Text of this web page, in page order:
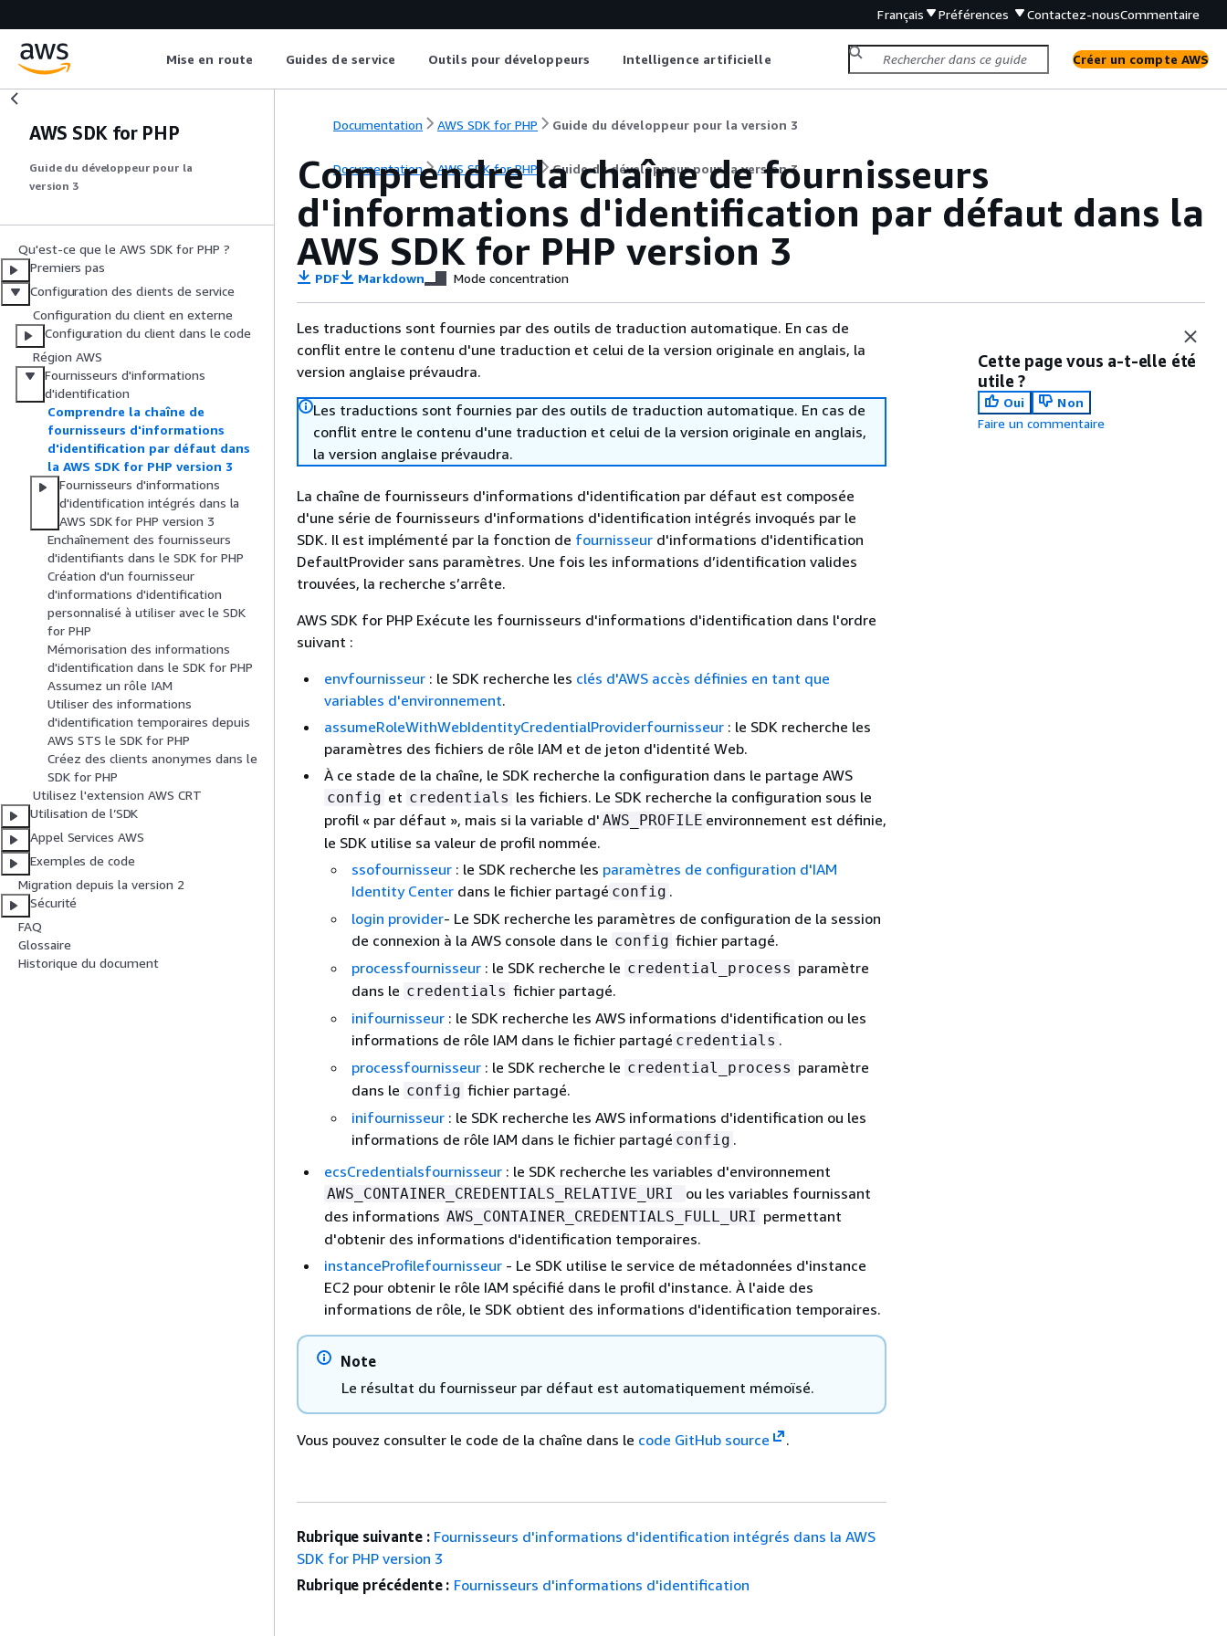
Français Préférences Contactez-nousCommentaire
Mise en route Guides de service Outils pour développeurs Intelligence artificielle Créer un compte AWS
AWS SDK for PHP
Guide du développeur pour la
version 3
Qu'est-ce que le AWS SDK for PHP ?
Premiers pas
Configuration des clients de service
Configuration du client en externe
Configuration du client dans le code
Région AWS
Fournisseurs d'informations
d'identification
Comprendre la chaîne de
fournisseurs d'informations
d'identification par défaut dans
la AWS SDK for PHP version 3
Fournisseurs d'informations
d'identification intégrés dans la
AWS SDK for PHP version 3
Enchaînement des fournisseurs
d'identifiants dans le SDK for PHP
Création d'un fournisseur
d'informations d'identification
personnalisé à utiliser avec le SDK
for PHP
Mémorisation des informations
d'identification dans le SDK for PHP
Assumez un rôle IAM
Utiliser des informations
d'identification temporaires depuis
AWS STS le SDK for PHP
Créez des clients anonymes dans le
SDK for PHP
Utilisez l'extension AWS CRT
Utilisation de l’SDK
Appel Services AWS
Exemples de code
Migration depuis la version 2
Sécurité
FAQ
Glossaire
Historique du document
Documentation AWS SDK for PHP Guide du développeur pour la version 3
Documentation AWS SDK for PHP Guide du développeur pour la version 3
Comprendre la chaîne de fournisseurs
d'informations d'identification par défaut dans la
AWS SDK for PHP version 3
PDF Markdown Mode concentration
Les traductions sont fournies par des outils de traduction automatique. En cas de
conflit entre le contenu d'une traduction et celui de la version originale en anglais, la
version anglaise prévaudra.
Les traductions sont fournies par des outils de traduction automatique. En cas de
conflit entre le contenu d'une traduction et celui de la version originale en anglais,
la version anglaise prévaudra.
La chaîne de fournisseurs d'informations d'identification par défaut est composée
d'une série de fournisseurs d'informations d'identification intégrés invoqués par le
SDK. Il est implémenté par la fonction de fournisseur d'informations d'identification
DefaultProvider sans paramètres. Une fois les informations d’identification valides
trouvées, la recherche s’arrête.
AWS SDK for PHP Exécute les fournisseurs d'informations d'identification dans l'ordre
suivant :
envfournisseur : le SDK recherche les clés d'AWS accès définies en tant que
variables d'environnement.
assumeRoleWithWebIdentityCredentialProviderfournisseur : le SDK recherche les
paramètres des fichiers de rôle IAM et de jeton d'identité Web.
À ce stade de la chaîne, le SDK recherche la configuration dans le partage AWS
config et credentials les fichiers. Le SDK recherche la configuration sous le
profil « par défaut », mais si la variable d' AWS_PROFILE environnement est définie,
le SDK utilise sa valeur de profil nommée.
ssofournisseur : le SDK recherche les paramètres de configuration d'IAM
Identity Center dans le fichier partagé config .
login provider- Le SDK recherche les paramètres de configuration de la session
de connexion à la AWS console dans le config fichier partagé.
processfournisseur : le SDK recherche le credential_process paramètre
dans le credentials fichier partagé.
inifournisseur : le SDK recherche les AWS informations d'identification ou les
informations de rôle IAM dans le fichier partagé credentials .
processfournisseur : le SDK recherche le credential_process paramètre
dans le config fichier partagé.
inifournisseur : le SDK recherche les AWS informations d'identification ou les
informations de rôle IAM dans le fichier partagé config .
ecsCredentialsfournisseur : le SDK recherche les variables d'environnement
AWS_CONTAINER_CREDENTIALS_RELATIVE_URI
ou les variables fournissant
des informations AWS_CONTAINER_CREDENTIALS_FULL_URI permettant
d'obtenir des informations d'identification temporaires.
instanceProfilefournisseur - Le SDK utilise le service de métadonnées d'instance
EC2 pour obtenir le rôle IAM spécifié dans le profil d'instance. À l'aide des
informations de rôle, le SDK obtient des informations d'identification temporaires.
Note
Le résultat du fournisseur par défaut est automatiquement mémoïsé.
Vous pouvez consulter le code de la chaîne dans le code GitHub source .
Cette page vous a-t-elle été
utile ?
Oui
Non
Faire un commentaire
Rubrique suivante : Fournisseurs d'informations d'identification intégrés dans la AWS
SDK for PHP version 3
Rubrique précédente : Fournisseurs d'informations d'identification